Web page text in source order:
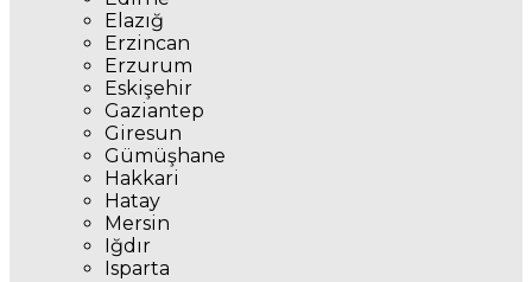
Elazığ
Erzincan
Erzurum
Eskişehir
Gaziantep
Giresun
Gümüşhane
Hakkari
Hatay
Mersin
Iğdır
Isparta